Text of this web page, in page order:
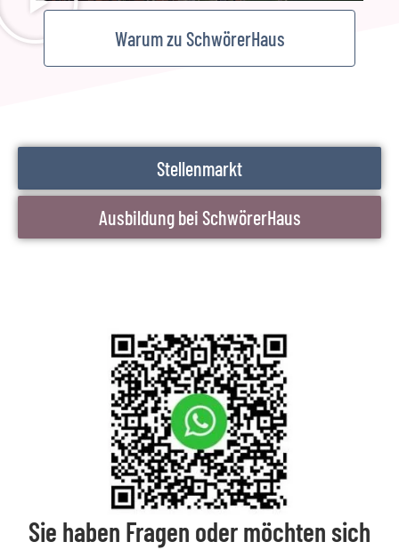
Warum zu SchwörerHaus
Stellenmarkt
Ausbildung bei SchwörerHaus
Sie haben Fragen oder möchten sich